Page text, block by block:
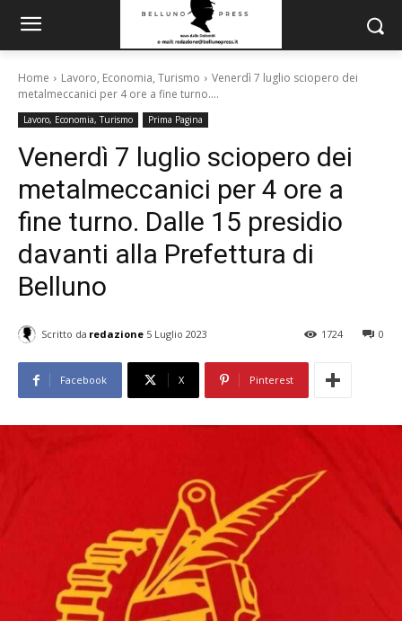
Home Lavoro, Economia, Turismo
Venerdì 7 luglio sciopero dei
metalmeccanici per 4 ore a fine turno....
Lavoro, Economia, Turismo Prima Pagina
Venerdì 7 luglio sciopero dei
metalmeccanici per 4 ore a
fine turno. Dalle 15 presidio
davanti alla Prefettura di
Belluno
Scritto da redazione 5 Luglio 2023 0
1724
Facebook X Pinterest